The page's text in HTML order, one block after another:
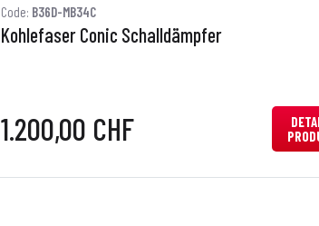
Code: B36D-MB34C
Kohlefaser Conic Schalldämpfer
1.200,00 CHF